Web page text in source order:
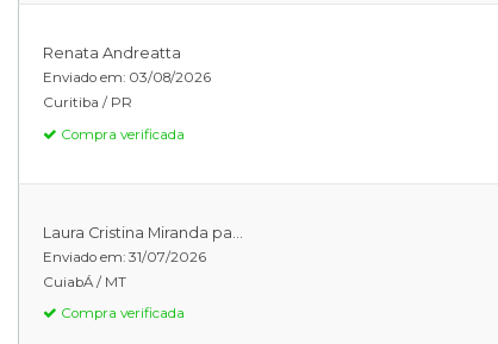
Renata Andreatta
Enviado em: 03/08/2026
Curitiba / PR
Compra verificada
Laura Cristina Miranda pa...
Enviado em: 31/07/2026
CuiabÁ / MT
Compra verificada